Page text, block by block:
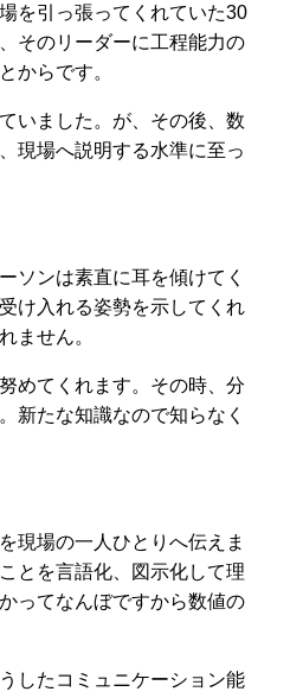
を引っ張ってくれていた30
そのリーダーに工程能力の
からです。
いました。が、その後、数
現場へ説明する水準に至っ
ソンは素直に耳を傾けてく
け入れる姿勢を示してくれ
ません。
めてくれます。その時、分
新たな知識なので知らなく
現場の一人ひとりへ伝えま
とを言語化、図示化して理
ってなんぼですから数値の
したコミュニケーション能